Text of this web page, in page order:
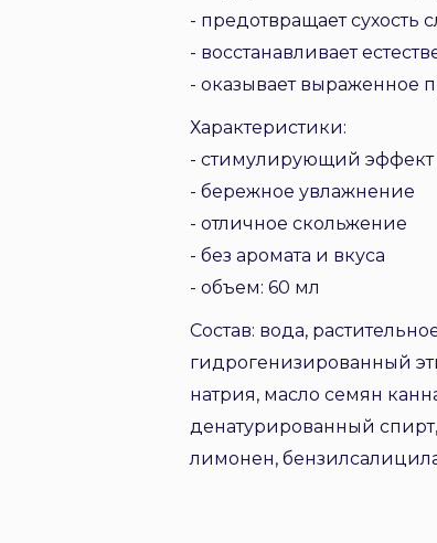
- предотвращает сухость
- восстанавливает
- оказывает выраженное
Характеристики:
- стимулирующий эффект
- бережное увлажнение
- отличное скольжение
- без аромата и вкуса
- объем: 60 мл
Состав: вода,
гидрогенизированный
натрия, масло семян
денатурированный
лимонен,